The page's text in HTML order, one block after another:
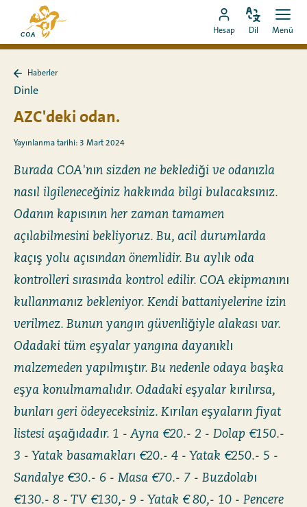
Doğrudan
içeriğe
git
MyCOA
ana
sayfasına
MyCOA
hesabına
Hesap
Dili
Dil
Aç
Menü
sayfasına
dön
Haberler
Dinle
AZC'deki odan.
Yayınlanma tarihi: 3 Mart 2024
Burada COA'nın sizden ne beklediği ve odanızla
nasıl ilgileneceğiniz hakkında bilgi bulacaksınız.
Odanın kapısının her zaman tamamen
açılabilmesini bekliyoruz. Bu, acil durumlarda
kaçış yolu açısından önemlidir. Bu aylık oda
kontrolleri sırasında kontrol edilir. COA ekipmanını
kullanmanız bekleniyor. Kendi battaniyelerine izin
verilmez. Bunun yangın güvenliğiyle alakası var.
Odadaki tüm eşyalar yangına dayanıklı
malzemeden yapılmıştır. Bu nedenle odaya başka
eşya konulmamalıdır. Odadaki eşyalar kırılırsa,
bunları geri ödeyeceksiniz. Kırılan eşyaların fiyat
listesi aşağıdadır. 1 - Ayna €20.- 2 - Dolap €150.-
3 - Yatak basamakları €20.- 4 - Yatak €250.- 5 -
Sandalye €30.- 6 - Masa €70.- 7 - Buzdolabı
€130.- 8 - TV €130,- 9 - Yatak € 80,- 10 - Pencere